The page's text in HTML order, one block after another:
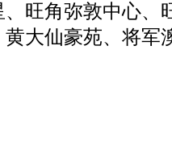
旺角弥敦中心、
大仙豪苑、将军